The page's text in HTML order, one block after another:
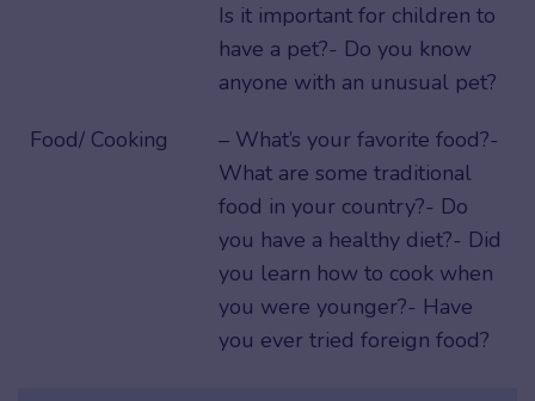
Is it important for children to
have a pet?- Do you know
anyone with an unusual pet?
Food/ Cooking
– What’s your favorite food?-
What are some traditional
food in your country?- Do
you have a healthy diet?- Did
you learn how to cook when
you were younger?- Have
you ever tried foreign food?